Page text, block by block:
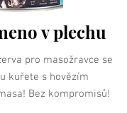
v plechu
pro masožravce se
kuřete s hovězím
Bez kompromisů!